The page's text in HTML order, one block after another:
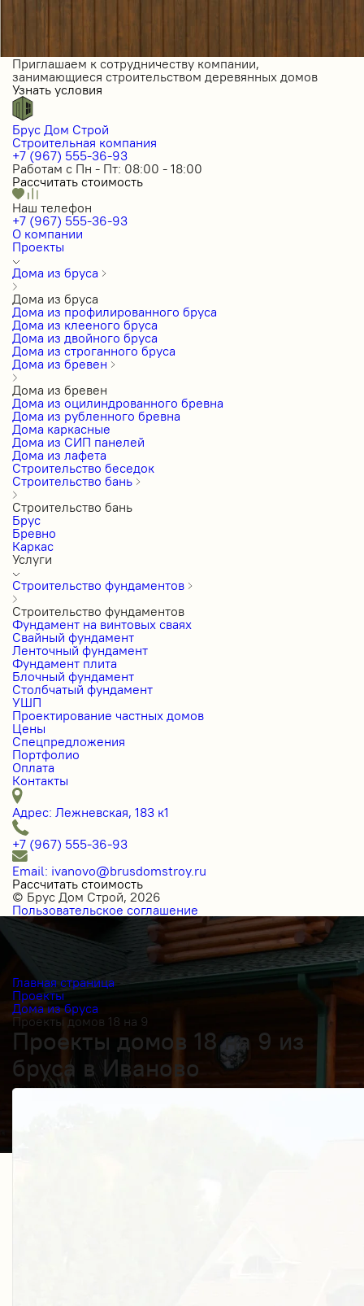
Приглашаем к сотрудничеству компании,
занимающиеся строительством деревянных домов
Узнать условия
Брус Дом Строй
Строительная компания
+7 (967) 555-36-93
Работам с Пн - Пт: 08:00 - 18:00
Рассчитать стоимость
Наш телефон
+7 (967) 555-36-93
О компании
Проекты
Дома из бруса
Дома из бруса
Дома из профилированного бруса
Дома из клееного бруса
Дома из двойного бруса
Дома из строганного бруса
Дома из бревен
Дома из бревен
Дома из оцилиндрованного бревна
Дома из рубленного бревна
Дома каркасные
Дома из СИП панелей
Дома из лафета
Строительство беседок
Строительство бань
Строительство бань
Брус
Бревно
Каркас
Услуги
Строительство фундаментов
Строительство фундаментов
Фундамент на винтовых сваях
Свайный фундамент
Ленточный фундамент
Фундамент плита
Блочный фундамент
Столбчатый фундамент
УШП
Проектирование частных домов
Цены
Спецпредложения
Портфолио
Оплата
Контакты
Адрес: Лежневская, 183 к1
+7 (967) 555-36-93
Email: ivanovo@brusdomstroy.ru
Рассчитать стоимость
© Брус Дом Строй, 2026
Пользовательское соглашение
Главная страница
Проекты
Дома из бруса
Проекты домов 18 на 9
Проекты домов 18 на 9 из
бруса в Иваново
Получить косультацию